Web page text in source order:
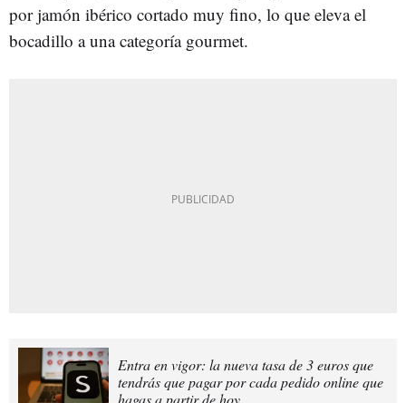
por jamón ibérico cortado muy fino, lo que eleva el
bocadillo a una categoría gourmet.
Entra en vigor: la nueva tasa de 3 euros que
tendrás que pagar por cada pedido online que
hagas a partir de hoy